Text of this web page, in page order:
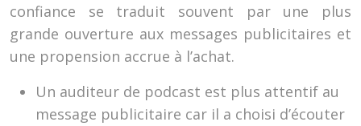
confiance se traduit souvent par une plus
grande ouverture aux messages publicitaires et
une propension accrue à l’achat.
Un auditeur de podcast est plus attentif au
message publicitaire car il a choisi d’écouter